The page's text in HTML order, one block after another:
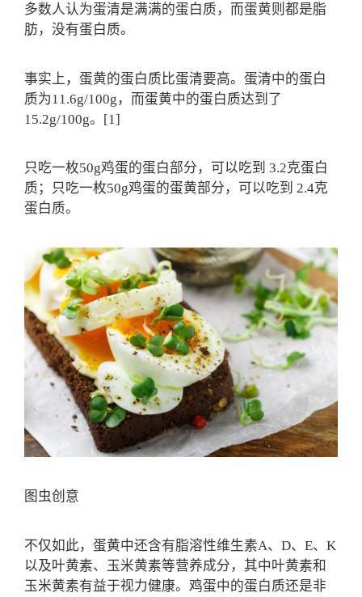
多数人认为蛋清是满满的蛋白质，而蛋黄则都是脂
肪，没有蛋白质。
事实上，蛋黄的蛋白质比蛋清要高。蛋清中的蛋白
质为11.6g/100g，而蛋黄中的蛋白质达到了
15.2g/100g。[1]
只吃一枚50g鸡蛋的蛋白部分，可以吃到 3.2克蛋白
质；
只吃一枚50g鸡蛋的蛋黄部分，可以吃到 2.4克
蛋白质。
图虫创意
不仅如此，蛋黄中还含有脂溶性维生素A、D、E、K
以及叶黄素、玉米黄素等营养成分，其中叶黄素和
玉米黄素有益于视力健康。鸡蛋中的蛋白质还是非